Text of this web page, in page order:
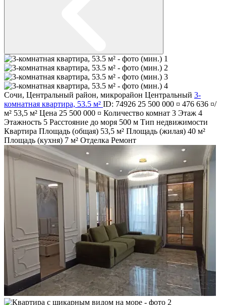
Сочи, Центральный район, микрорайон Центральный 3-
комнатная квартира, 53.5 м² ID: 74926 25 500 000 ¤ 476 636 ¤/
м² 53,5 м² Цена 25 500 000 ¤ Количество комнат 3 Этаж 4
Этажность 5 Расстояние до моря 500 м Тип недвижимости
Квартира Площадь (общая) 53,5 м² Площадь (жилая) 40 м²
Площадь (кухня) 7 м² Отделка Ремонт